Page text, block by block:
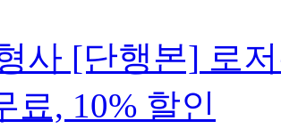
사 [단행본] 로
료, 10% 할인